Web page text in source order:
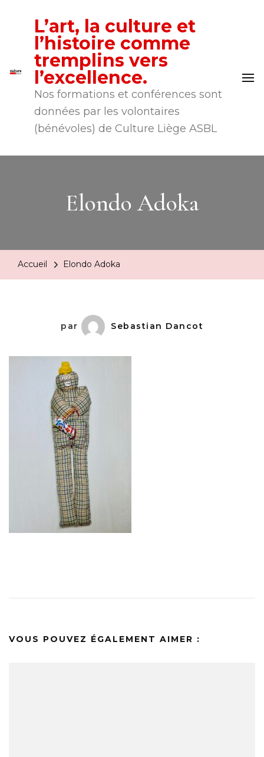
L’art, la culture et
l’histoire comme
tremplins vers
l’excellence.
Nos formations et conférences sont
données par les volontaires
(bénévoles) de Culture Liège ASBL
Elondo Adoka
Accueil Elondo Adoka
par Sebastian Dancot
VOUS POUVEZ ÉGALEMENT AIMER :